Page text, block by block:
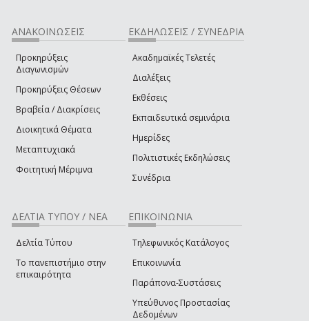
ΑΝΑΚΟΙΝΩΣΕΙΣ
Προκηρύξεις
Διαγωνισμών
Προκηρύξεις Θέσεων
Βραβεία / Διακρίσεις
Διοικητικά Θέματα
Μεταπτυχιακά
Φοιτητική Μέριμνα
ΕΚΔΗΛΩΣΕΙΣ / ΣΥΝΕΔΡΙΑ
Ακαδημαϊκές Τελετές
Διαλέξεις
Εκθέσεις
Εκπαιδευτικά σεμινάρια
Ημερίδες
Πολιτιστικές Εκδηλώσεις
Συνέδρια
ΔΕΛΤΙΑ ΤΥΠΟΥ / ΝΕΑ
Δελτία Τύπου
Το πανεπιστήμιο στην
επικαιρότητα
ΕΠΙΚΟΙΝΩΝΙΑ
Τηλεφωνικός Κατάλογος
Επικοινωνία
Παράπονα-Συστάσεις
Υπεύθυνος Προστασίας
Δεδομένων